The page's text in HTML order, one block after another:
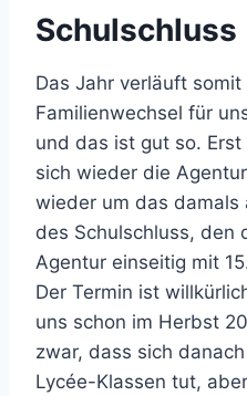
Schulschluss
Das Jahr verläuft somit
Familienwechsel für
und das ist gut so.
sich wieder die
wieder um das damals
des Schulschluss, den
Agentur einseitig mit
Der Termin ist
uns schon im Herbst
zwar, dass sich
Lycée-Klassen tut,